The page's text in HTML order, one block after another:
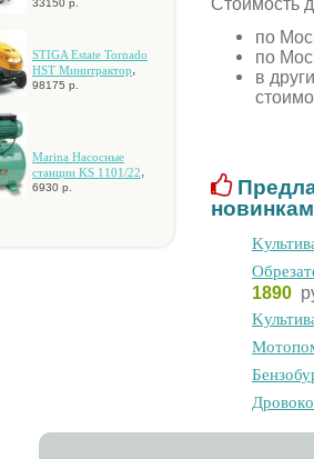
STIGA Estate Tornado
HST Mинитpaктop,
98175 р.
Marina Hacocныe
cтaнции KS 1101/22,
6930 р.
по
по
в
1890